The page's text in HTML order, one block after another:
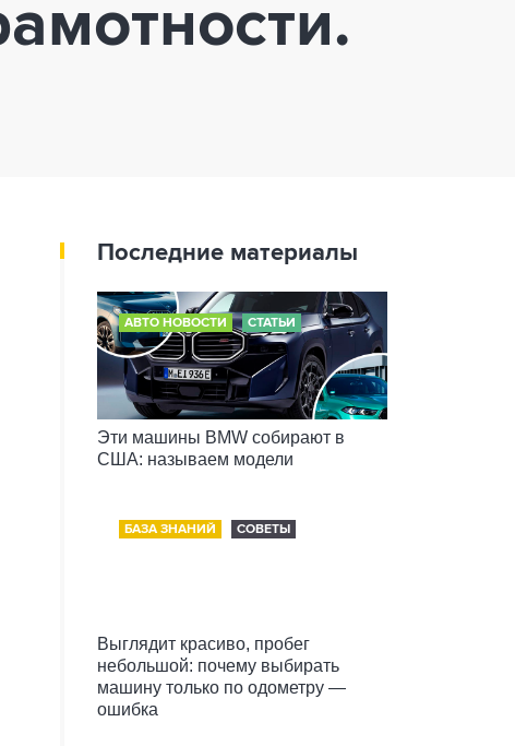
Последние материалы
АВТО НОВОСТИ СТАТЬИ
Эти машины BMW собирают в
США: называем модели
БАЗА ЗНАНИЙ СОВЕТЫ
Выглядит красиво, пробег
небольшой: почему выбирать
машину только по одометру —
ошибка